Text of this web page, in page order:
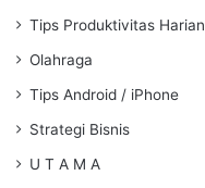
Tips Produktivitas Harian
Olahraga
Tips Android / iPhone
Strategi Bisnis
U T A M A